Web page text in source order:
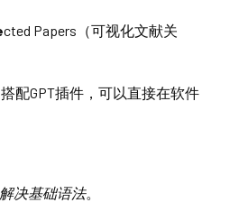
cted Papers（可视化文献关
配GPT插件，可以直接在软件
决基础语法。